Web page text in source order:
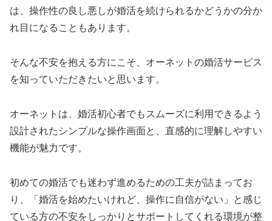
は、操作性の良し悪しが婚活を続けられるかどうかの分か
れ目になることもあります。
そんな不安を抱える方にこそ、オーネットの婚活サービス
を知っていただきたいと思います。
オーネットは、婚活初心者でもスムーズに利用できるよう
設計されたシンプルな操作画面と、直感的に理解しやすい
機能が魅力です。
初めての婚活でも迷わず進めるための工夫が詰まってお
り、「婚活を始めたいけれど、操作に自信がない」と感じ
ている方の不安をしっかりとサポートしてくれる環境が整